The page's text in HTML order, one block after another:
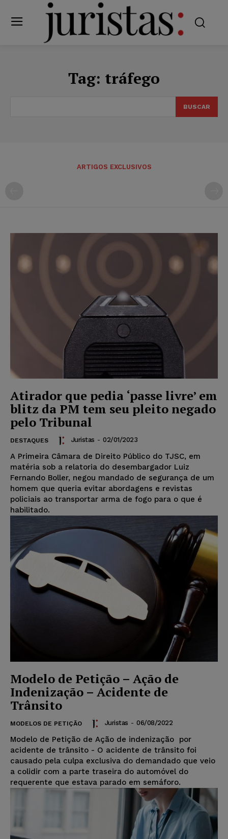
Tag: tráfego
BUSCAR
ARTIGOS EXCLUSIVOS
Atirador que pedia ‘passe livre’ em
blitz da PM tem seu pleito negado
pelo Tribunal
DESTAQUES Juristas - 02/01/2023
A Primeira Câmara de Direito Público do TJSC, em
matéria sob a relatoria do desembargador Luiz
Fernando Boller, negou mandado de segurança de um
homem que queria evitar abordagens e revistas
policiais ao transportar arma de fogo para o que é
habilitado.
Modelo de Petição – Ação de
Indenização – Acidente de
Trânsito
MODELOS DE PETIÇÃO Juristas - 06/08/2022
Modelo de Petição de Ação de indenização por
acidente de trânsito - O acidente de trânsito foi
causado pela culpa exclusiva do demandado que veio
a colidir com a parte traseira do automóvel do
requerente que estava parado em semáforo.